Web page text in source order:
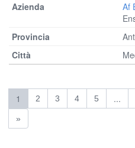
Af
1 2 3 4 5 ...
»